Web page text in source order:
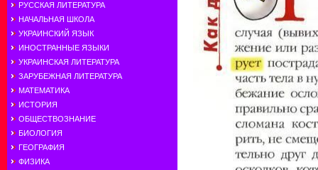
РУССКАЯ ЛИТЕРАТУРА
НАЧАЛЬНАЯ ШКОЛА
УКРАИНСКИЙ ЯЗЫК
ИНОСТРАННЫЕ ЯЗЫКИ
УКРАИНСКАЯ ЛИТЕРАТУРА
ЗАРУБЕЖНАЯ ЛИТЕРАТУРА
МАТЕМАТИКА
ИСТОРИЯ
ОБЩЕСТВОЗНАНИЕ
БИОЛОГИЯ
ГЕОГРАФИЯ
ФИЗИКА